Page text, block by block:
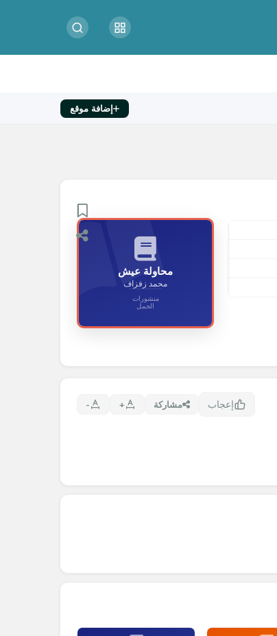
إضافة موقع
محاولة عيش
محمد زفزاف
منشورات
الجمل
إعجاب مشاركة +
-